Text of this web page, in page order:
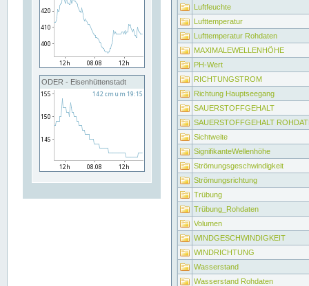
ODER - Eisenhüttenstadt
Luftfeuchte
Lufttemperatur
Lufttemperatur Rohdaten
MAXIMALEWELLENHÖHE
PH-Wert
RICHTUNGSTROM
Richtung Hauptseegang
SAUERSTOFFGEHALT
SAUERSTOFFGEHALT
Sichtweite
SignifikanteWellenhöhe
Strömungsgeschwindigkeit
Strömungsrichtung
Trübung
Trübung_Rohdaten
Volumen
WINDGESCHWINDIGKEIT
WINDRICHTUNG
Wasserstand
Wasserstand Rohdaten